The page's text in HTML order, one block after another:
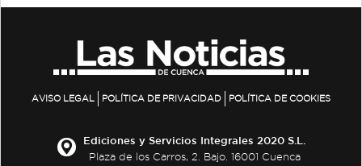
AVISO LEGAL POLÍTICA DE PRIVACIDAD POLÍTICA DE COOKIES
Ediciones y Servicios Integrales 2020 S.L.
Plaza de los Carros, 2. Bajo. 16001 Cuenca